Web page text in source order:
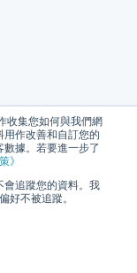
收集您如何與我們網
作改善和自訂您的
據。若要進一步了
》
追蹤您的資料。我
不被追蹤。